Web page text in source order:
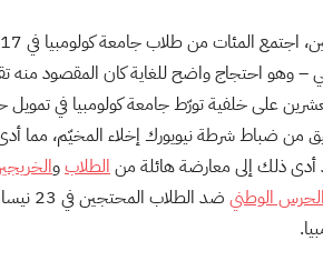
رغم المحاولات العديدة التي بذلتها الإدارة لإسكات الناشطين الطلابيين، اجتمع المئات من طلاب جامعة كولومبيا في 17
– وهو احتجاج واضح للغاية كان المقصود منه
على خلفية تورّط جامعة كولومبيا في
ضباط شرطة نيويورك إخلاء المخيّم، مما
الطلابو
الحرس الوطني
ضد الطلاب